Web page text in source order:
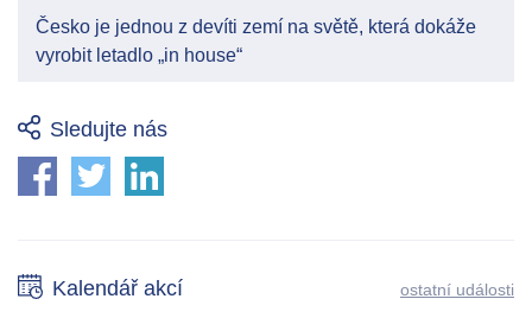
Česko je jednou z devíti zemí na světě, která dokáže
vyrobit letadlo „in house“
Sledujte nás
Kalendář akcí ostatní události